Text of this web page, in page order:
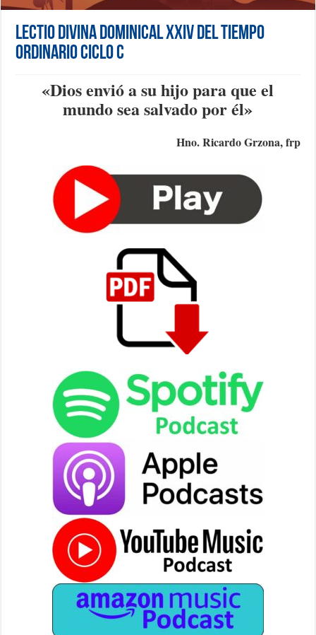
Lectio Divina Dominical XXIV del Tiempo
Ordinario Ciclo C
«Dios envió a su hijo para que el
mundo sea salvado por él»
Hno. Ricardo Grzona, frp